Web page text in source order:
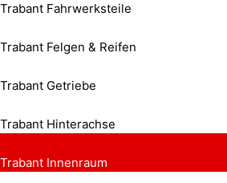
Trabant Fahrwerksteile
Trabant Felgen & Reifen
Trabant Getriebe
Trabant Hinterachse
Trabant Innenraum